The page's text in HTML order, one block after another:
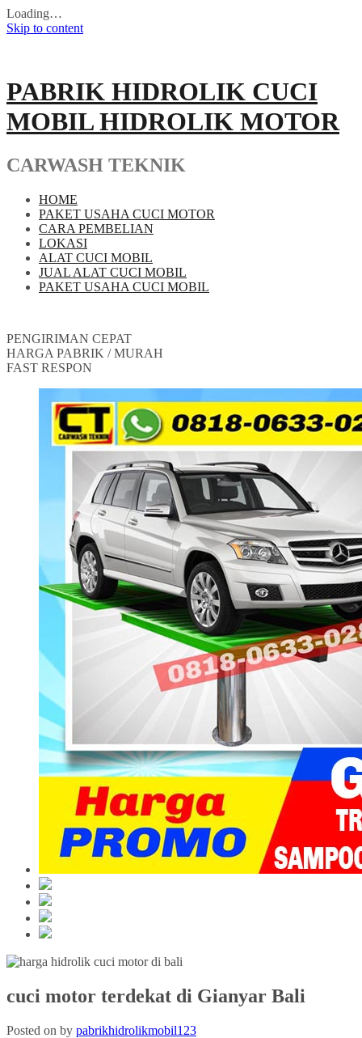
Loading…
Skip to content
PABRIK HIDROLIK CUCI
MOBIL HIDROLIK MOTOR
CARWASH TEKNIK
HOME
PAKET USAHA CUCI MOTOR
CARA PEMBELIAN
LOKASI
ALAT CUCI MOBIL
JUAL ALAT CUCI MOBIL
PAKET USAHA CUCI MOBIL
PENGIRIMAN CEPAT
HARGA PABRIK / MURAH
FAST RESPON
cuci motor terdekat di Gianyar Bali
Posted on by pabrikhidrolikmobil123